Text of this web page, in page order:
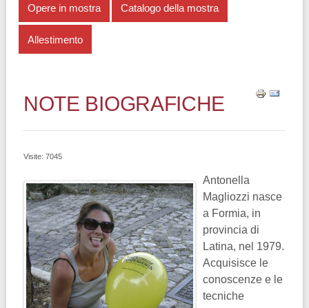
Opere in mostra Catalogo della mostra
Allestimento
NOTE BIOGRAFICHE
Visite: 7045
Antonella
Magliozzi nasce
a Formia, in
provincia di
Latina, nel 1979.
Acquisisce le
conoscenze e le
tecniche